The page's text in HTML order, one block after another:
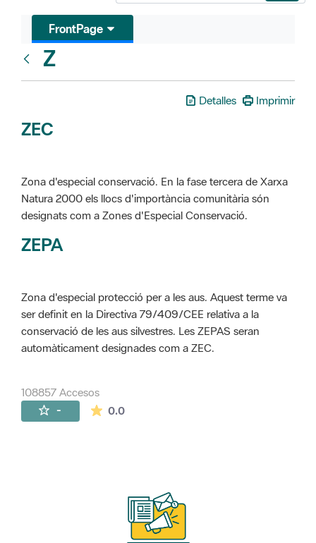
FrontPage
Z
Detalles Imprimir
ZEC
Zona d'especial conservació. En la fase tercera de Xarxa
Natura 2000 els llocs d'importància comunitària són
designats com a Zones d'Especial Conservació.
ZEPA
Zona d'especial protecció per a les aus. Aquest terme va
ser definit en la Directiva 79/409/CEE relativa a la
conservació de les aus silvestres. Les ZEPAS seran
automàticament designades com a ZEC.
108857 Accesos
- 0.0La valoración media es de 0 estrellas de